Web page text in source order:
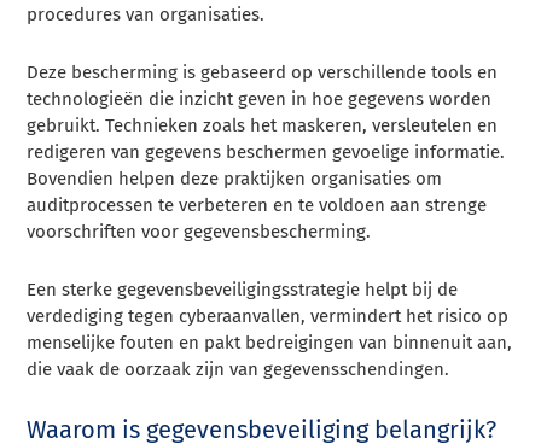
procedures van organisaties.
Deze bescherming is gebaseerd op verschillende tools en
technologieën die inzicht geven in hoe gegevens worden
gebruikt. Technieken zoals het maskeren, versleutelen en
redigeren van gegevens beschermen gevoelige informatie.
Bovendien helpen deze praktijken organisaties om
auditprocessen te verbeteren en te voldoen aan strenge
voorschriften voor gegevensbescherming.
Een sterke gegevensbeveiligingsstrategie helpt bij de
verdediging tegen cyberaanvallen, vermindert het risico op
menselijke fouten en pakt bedreigingen van binnenuit aan,
die vaak de oorzaak zijn van gegevensschendingen.
Waarom is gegevensbeveiliging belangrijk?